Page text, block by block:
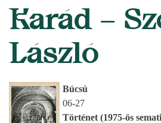
Karád –
László
Búcsú
06-27
Történet (1975-ös